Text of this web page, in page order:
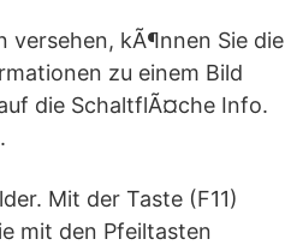
kÃ¶nnen Sie die
zu einem Bild
die SchaltflÃ¤che Info.
Mit der Taste (F11)
mit den Pfeiltasten